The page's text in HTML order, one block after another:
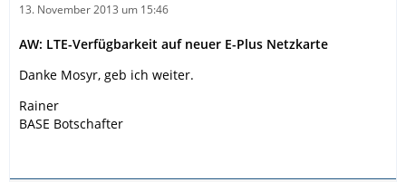
13. November 2013 um 15:46
AW: LTE-Verfügbarkeit auf neuer E-Plus Netzkarte
Danke Mosyr, geb ich weiter.
Rainer
BASE Botschafter